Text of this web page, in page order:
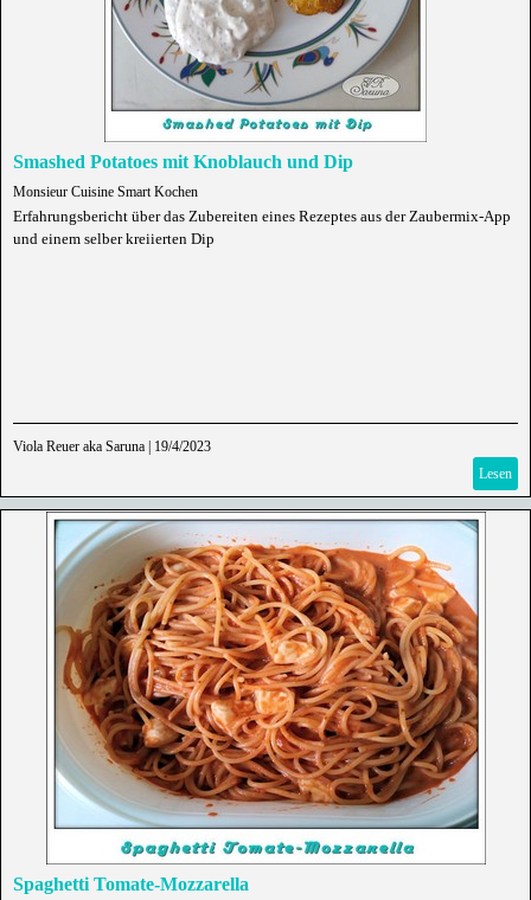
Smashed Potatoes mit Knoblauch und Dip
Monsieur Cuisine Smart Kochen
Erfahrungsbericht über das Zubereiten eines Rezeptes aus der Zaubermix-App
und einem selber kreiierten Dip
Viola Reuer aka Saruna
19/4/2023
Lesen
Spaghetti Tomate-Mozzarella